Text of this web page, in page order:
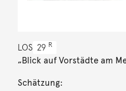
LOS 29 R
„Blick auf Vorstädte am
Schätzung: